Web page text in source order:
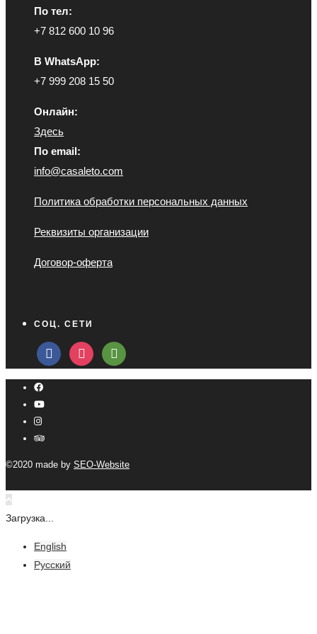
По тел:
+7 812 600 10 96
В WhatsApp:
+7 999 208 15 50
Онлайн:
Здесь
По email:
info@casaleto.com
Политика обработки персональных данных
Реквизиты организации
Договор-оферта
СОЦ. СЕТИ
facebookinstagramtripadvisor
©2020 made by SEO-Website
Загрузка...
English
Русский